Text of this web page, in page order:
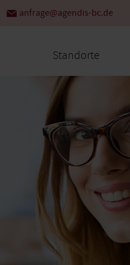
anfrage@agendis-bc.de
Standorte